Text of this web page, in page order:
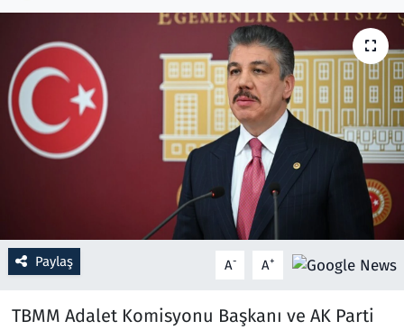
Paylaş A- A+
TBMM Adalet Komisyonu Başkanı ve AK Parti
Rüya Tabirleri
Sağlık
Spor
Teknoloji ve Bilim